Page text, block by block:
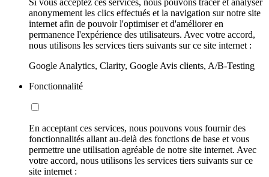
anonymement les clics effectués et la navigation sur notre site
internet afin de pouvoir l'optimiser et d'améliorer en
permanence l'expérience des utilisateurs. Avec votre accord,
nous utilisons les services tiers suivants sur ce site internet :
Google Analytics, Clarity, Google Avis clients, A/B-Testing
Fonctionnalité
En acceptant ces services, nous pouvons vous fournir des
fonctionnalités allant au-delà des fonctions de base et vous
permettre une utilisation agréable de notre site internet. Avec
votre accord, nous utilisons les services tiers suivants sur ce
site internet :